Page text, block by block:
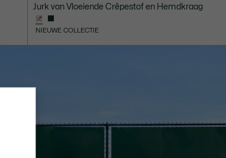
Jurk van Vloeiende Crêpestof en Hemdkraag
NIEUWE COLLECTIE